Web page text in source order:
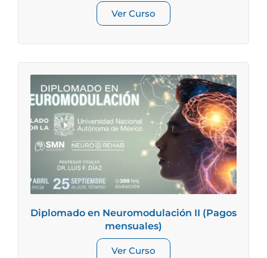
Ver Curso
Diplomado en Neuromodulación II (Pagos
mensuales)
Ver Curso